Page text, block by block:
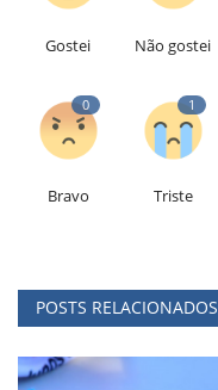
Gostei Não gostei
0
Bravo
1
Triste
POSTS RELACIONADOS